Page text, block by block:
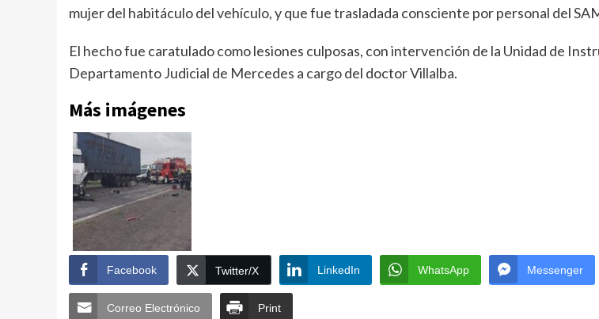
mujer del habitáculo del vehículo, y que fue trasladada consciente por personal del
El hecho fue caratulado como lesiones culposas, con intervención de la Unidad de
Departamento Judicial de Mercedes a cargo del doctor Villalba.
Más imágenes
Facebook Twitter/X LinkedIn WhatsApp Messenger
Correo Electrónico Print